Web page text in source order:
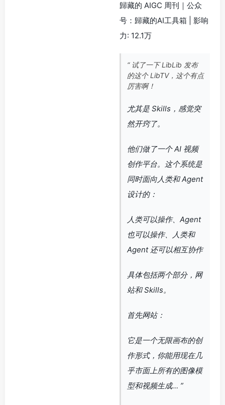
歸藏的 AIGC 周刊｜公众
号：歸藏的AI工具箱 | 影响
力: 12.1万
“ 试了一下 LibLib 发布
的这个 LibTV，这个有点
厉害啊！
尤其是 Skills，感觉突
然开窍了。
他们做了一个 AI 视频
创作平台。这个系统是
同时面向人类和 Agent
设计的：
人类可以操作、Agent
也可以操作、人类和
Agent 还可以相互协作
具体包括两个部分，网
站和 Skills。
首先网站：
它是一个无限画布的创
作形式，你能用现在几
乎市面上所有的图像模
型和视频生成… ”